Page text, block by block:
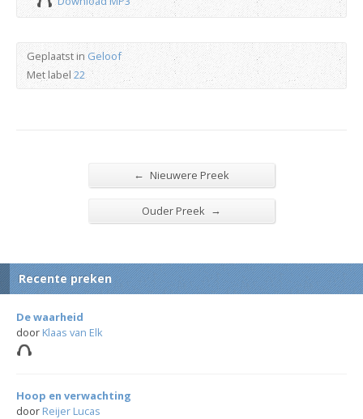
Geplaatst inGeloof
Met label22
← Nieuwere Preek
Ouder Preek →
Recente preken
De waarheid
door Klaas van Elk
Hoop en verwachting
door Reijer Lucas